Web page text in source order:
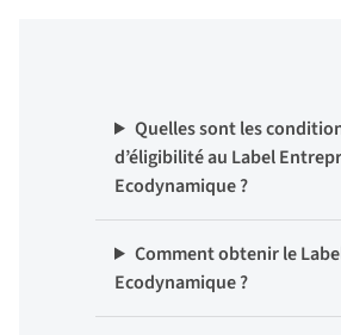
Quelles sont les
d’éligibilité au Label
Ecodynamique ?
Comment obtenir le
Ecodynamique ?